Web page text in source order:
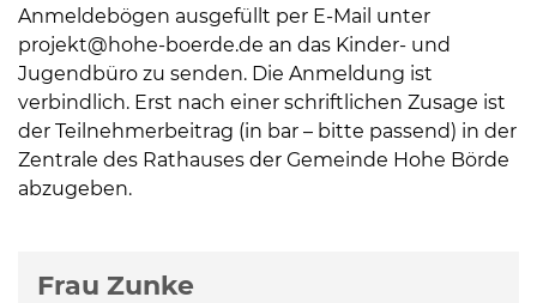
Anmeldebögen ausgefüllt per E-Mail unter
projekt@hohe-boerde.de an das Kinder- und
Jugendbüro zu senden. Die Anmeldung ist
verbindlich. Erst nach einer schriftlichen Zusage ist
der Teilnehmerbeitrag (in bar – bitte passend) in der
Zentrale des Rathauses der Gemeinde Hohe Börde
abzugeben.
Weitere Informationen
Frau Zunke